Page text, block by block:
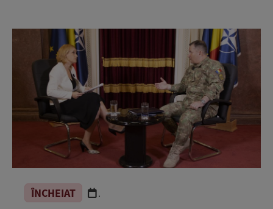
ÎNCHEIAT .